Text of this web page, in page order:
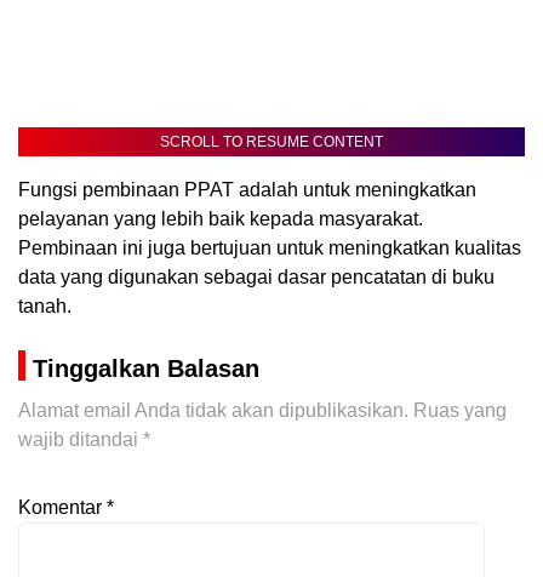
SCROLL TO RESUME CONTENT
Fungsi pembinaan PPAT adalah untuk meningkatkan
pelayanan yang lebih baik kepada masyarakat.
Pembinaan ini juga bertujuan untuk meningkatkan kualitas
data yang digunakan sebagai dasar pencatatan di buku
tanah.
Tinggalkan Balasan
Alamat email Anda tidak akan dipublikasikan. Ruas yang
wajib ditandai *
Komentar *